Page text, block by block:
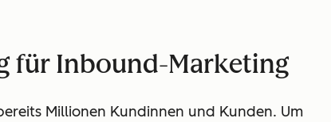
für Inbound-Marketing
Millionen Kundinnen und Kunden. Um